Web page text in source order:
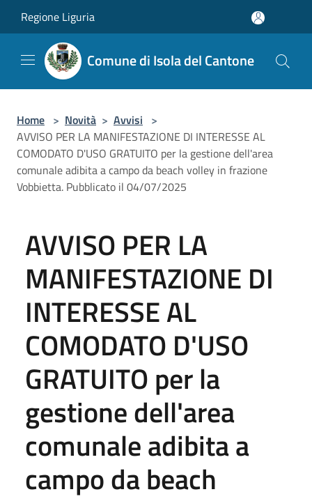
Regione Liguria
Comune di Isola del Cantone
Home > Novità > Avvisi >
AVVISO PER LA MANIFESTAZIONE DI INTERESSE AL
COMODATO D'USO GRATUITO per la gestione dell'area
comunale adibita a campo da beach volley in frazione
Vobbietta. Pubblicato il 04/07/2025
AVVISO PER LA
MANIFESTAZIONE DI
INTERESSE AL
COMODATO D'USO
GRATUITO per la
gestione dell'area
comunale adibita a
campo da beach